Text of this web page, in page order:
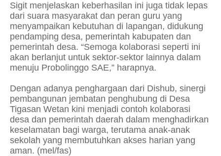
Sigit menjelaskan keberhasilan ini juga tidak lepas
dari suara masyarakat dan peran guru yang
menyampaikan kebutuhan di lapangan, didukung
pendamping desa, pemerintah kabupaten dan
pemerintah desa. “Semoga kolaborasi seperti ini
akan berlanjut untuk sektor-sektor lainnya dalam
menuju Probolinggo SAE,” harapnya.
Dengan adanya penghargaan dari Dishub, sinergi
pembangunan jembatan penghubung di Desa
Tigasan Wetan kini menjadi contoh kolaborasi
desa dan pemerintah daerah dalam menghadirkan
keselamatan bagi warga, terutama anak-anak
sekolah yang membutuhkan akses harian yang
aman. (mel/fas)